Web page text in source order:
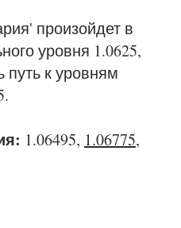
произойдет в
уровня 1.0625,
путь к уровням
1.06495, 1.06775,